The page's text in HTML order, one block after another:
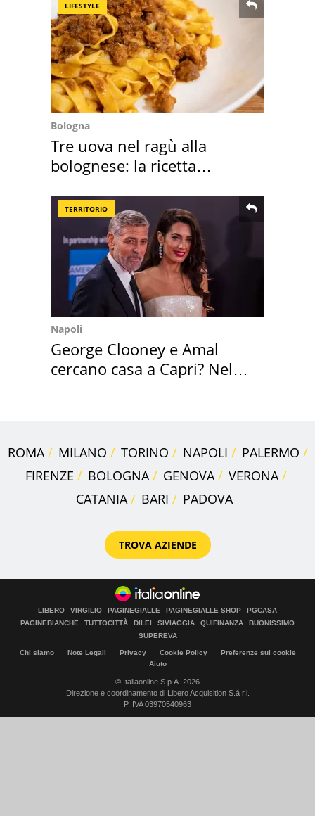
LIFESTYLE
Bologna
Tre uova nel ragù alla
bolognese: la ricetta
TERRITORIO
Napoli
George Clooney e Amal
cercano casa a Capri? Nel
ROMA MILANO TORINO NAPOLI
PALERMO
FIRENZE
BOLOGNA GENOVA
VERONA
CATANIA
BARI PADOVA
TROVA AZIENDE
LIBERO VIRGILIO PAGINEGIALLE PAGINEGIALLE SHOP
PGCASA
PAGINEBIANCHE
TUTTOCITTÀ DILEI SIVIAGGIA QUIFINANZA
BUONISSIMO
SUPEREVA
Chi siamo Note Legali Privacy Cookie Policy
Preferenze sui cookie
Aiuto
© Italiaonline S.p.A. 2026
Direzione e coordinamento di Libero Acquisition S.á r.l.
P. IVA 03970540963